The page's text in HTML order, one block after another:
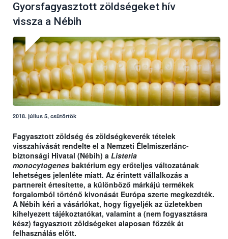
Gyorsfagyasztott zöldségeket hív
vissza a Nébih
2018. július 5, csütörtök
Fagyasztott zöldség és zöldségkeverék tételek
visszahívását rendelte el a Nemzeti Élelmiszerlánc-
biztonsági Hivatal (Nébih) a Listeria
monocytogenes baktérium egy erőteljes változatának
lehetséges jelenléte miatt. Az érintett vállalkozás a
partnereit értesítette, a különböző márkájú termékek
forgalomból történő kivonását Európa szerte megkezdték.
A Nébih kéri a vásárlókat, hogy figyeljék az üzletekben
kihelyezett tájékoztatókat, valamint a (nem fogyasztásra
kész) fagyasztott zöldségeket alaposan főzzék át
felhasználás előtt.